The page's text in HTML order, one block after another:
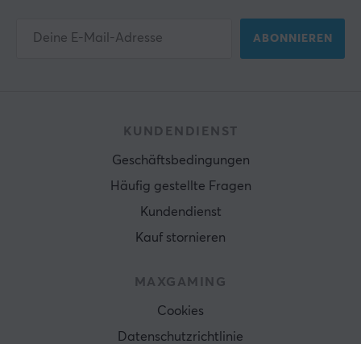
ABONNIEREN
KUNDENDIENST
Geschäftsbedingungen
Häufig gestellte Fragen
Kundendienst
Kauf stornieren
MAXGAMING
Cookies
Datenschutzrichtlinie